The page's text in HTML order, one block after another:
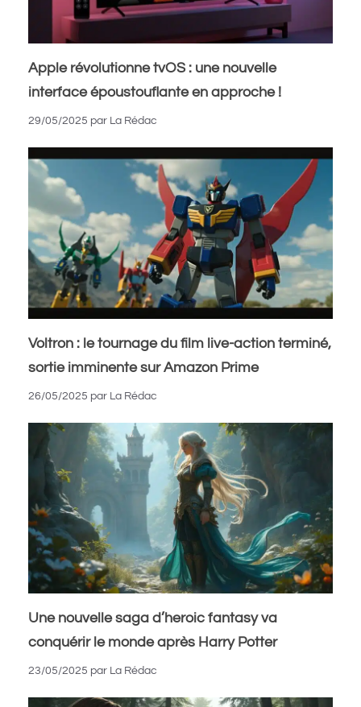
Apple révolutionne tvOS : une nouvelle
interface époustouflante en approche !
29/05/2025 par La Rédac
Voltron : le tournage du film live-action terminé,
sortie imminente sur Amazon Prime
26/05/2025 par La Rédac
Une nouvelle saga d’heroic fantasy va
conquérir le monde après Harry Potter
23/05/2025 par La Rédac